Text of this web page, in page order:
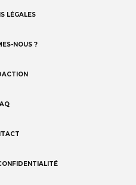
LÉGALES
NOUS ?